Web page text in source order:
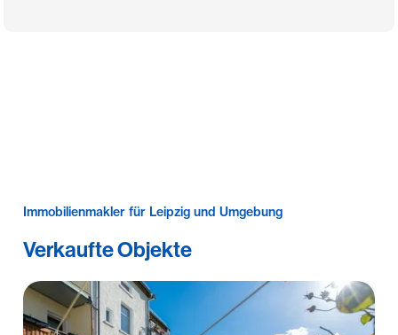
Immobilienmakler für Leipzig und Umgebung
Verkaufte Objekte